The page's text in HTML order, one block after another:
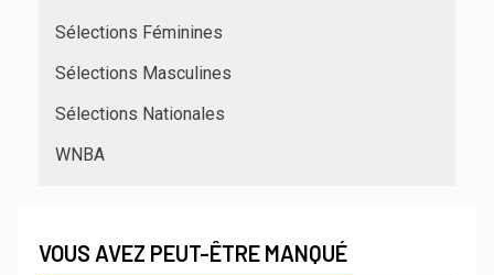
Sélections Féminines
Sélections Masculines
Sélections Nationales
WNBA
VOUS AVEZ PEUT-ÊTRE MANQUÉ